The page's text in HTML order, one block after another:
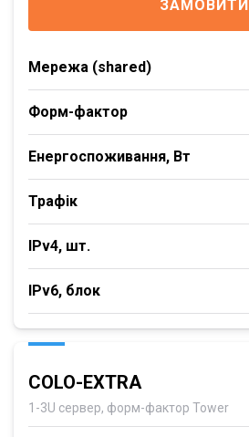
ЗАМОВИТИ
Мережа (shared)
Форм-фактор
Енергоспоживання, Вт
Трафік
IPv4, шт.
IPv6, блок
COLO-EXTRA
1-3U сервер, форм-фактор Tower